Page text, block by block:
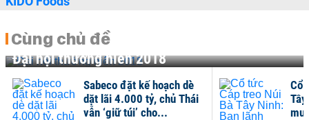
Cùng chủ đề
Đại hội thường niên 2018
Sabeco đặt kế hoạch dè
dặt lãi 4.000 tỷ, chủ Thái
vẫn ‘giữ túi’ cho...
Cổ